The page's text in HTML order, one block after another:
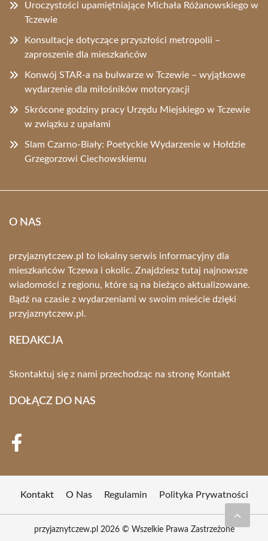
Uroczystości upamiętniające Michała Różanowskiego w
Tczewie
Konsultacje dotyczące przyszłości metropolii –
zaproszenie dla mieszkańców
Konwój STAR-a na bulwarze w Tczewie – wyjątkowe
wydarzenie dla miłośników motoryzacji
Skrócone godziny pracy Urzędu Miejskiego w Tczewie
w związku z upałami
Slam Czarno-Biały: Poetyckie Wydarzenie w Hołdzie
Grzegorzowi Ciechowskiemu
O NAS
przyjaznytczew.pl to lokalny serwis informacyjny dla
mieszkańców Tczewa i okolic. Znajdziesz tutaj najnowsze
wiadomości z regionu, które są na bieżąco aktualizowane.
Bądź na czasie z wydarzeniami w swoim mieście dzięki
przyjaznytczew.pl.
REDAKCJA
Skontaktuj się z nami przechodząc na stronę Kontakt
DOŁĄCZ DO NAS
Kontakt O Nas Regulamin Polityka Prywatności
przyjaznytczew.pl 2026 © Wszelkie Prawa Zastrzeżone